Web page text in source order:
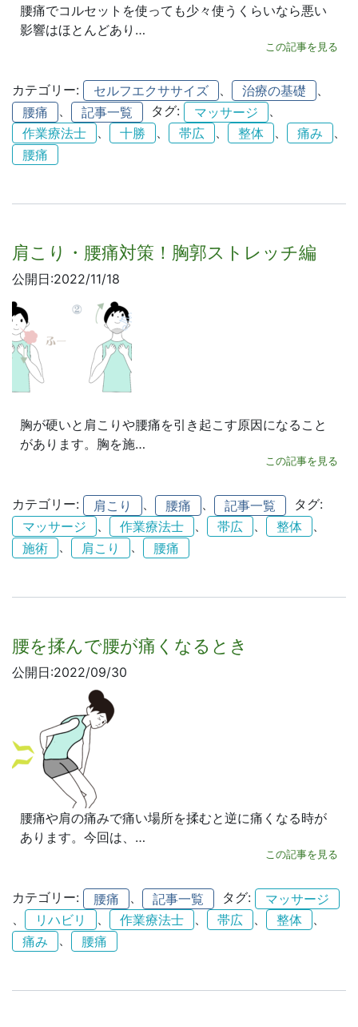
腰痛でコルセットを使っても少々使うくらいなら悪い
影響はほとんどあり…
この記事を見る
カテゴリー: セルフエクササイズ 治療の基礎
腰痛
、 記事一覧 タグ: マッサージ
、
作業療法士
十勝 帯広 整体 痛み
腰痛
肩こり・腰痛対策！胸郭ストレッチ編
公開日:2022/11/18
胸が硬いと肩こりや腰痛を引き起こす原因になること
があります。胸を施…
この記事を見る
カテゴリー: 肩こり 、 腰痛 、 記事一覧
タグ:
マッサージ
作業療法士 帯広 整体
施術
、 肩こり 、 腰痛
腰を揉んで腰が痛くなるとき
公開日:2022/09/30
腰痛や肩の痛みで痛い場所を揉むと逆に痛くなる時が
あります。今回は、…
この記事を見る
カテゴリー: 腰痛 、 記事一覧 タグ:
マッサージ
リハビリ 作業療法士 帯広 整体
痛み
、 腰痛